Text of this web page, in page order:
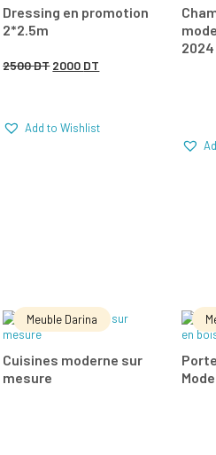
Dressing en promotion
2*2.5m
2500DT Le
2000 DT
Add to Wishlist
2024
Meuble Darina
Cuisines moderne sur
mesure
LIRE LA SUITE